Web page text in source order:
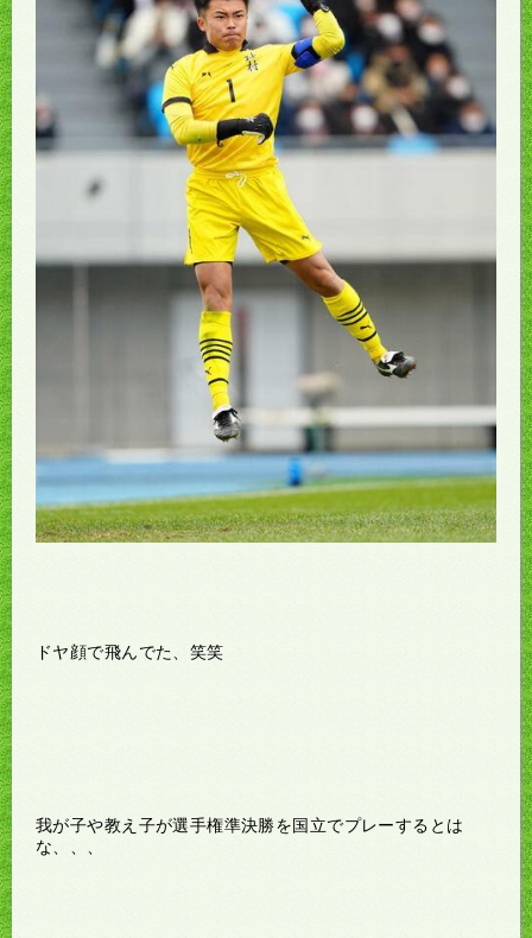
ドヤ顔で飛んでた、笑笑
我が子や教え子が選手権準決勝を国立でプレーするとは
な、、、